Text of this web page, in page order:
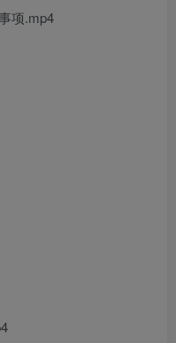
项.mp4